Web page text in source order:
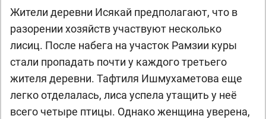
Жители деревни Исякай предполагают, что в
разорении хозяйств участвуют несколько
лисиц. После набега на участок Рамзии куры
стали пропадать почти у каждого третьего
жителя деревни. Тафтиля Ишмухаметова еще
легко отделалась, лиса успела утащить у неё
всего четыре птицы. Однако женщина уверена,